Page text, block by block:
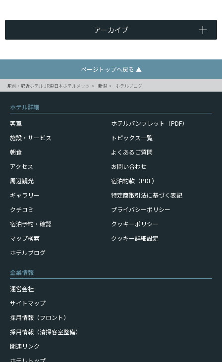
アーカイブ
ページトップへ戻る ▲
駅前・駅近ホテル JR東日本ホテルメッツ 新潟 ホテルブログ
ホテル詳細
客室
施設・サービス
朝食
アクセス
周辺観光
ギャラリー
クチコミ
宿泊予約・確認
マップ検索
ホテルブログ
ホテルパンフレット（PDF）
トピックス一覧
よくあるご質問
お問い合わせ
宿泊約款（PDF）
特定商取引法に基づく表記
プライバシーポリシー
クッキーポリシー
クッキー詳細設定
企業情報
運営会社
サイトマップ
採用情報（フロント）
採用情報（清掃客室整備）
関連リンク
ホテルトップ